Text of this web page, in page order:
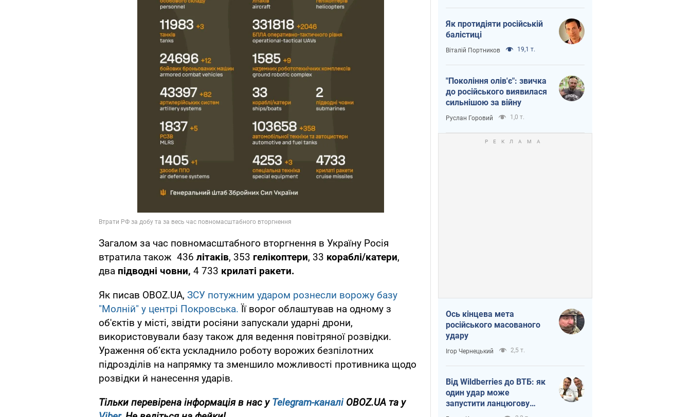
Загалом за час повномасштабного вторгнення в Україну Росія
втратила також 436 літаків, 353 гелікоптери, 33 кораблі/катери,
два підводні човни, 4 733 крилаті ракети.
Як писав OBOZ.UA, ЗСУ потужним ударом рознесли ворожу базу
"Молній" у центрі Покровська. Її ворог облаштував на одному з
об'єктів у місті, звідти росіяни запускали ударні дрони,
використовували базу також для ведення повітряної розвідки.
Ураження об’єкта ускладнило роботу ворожих безпілотних
підрозділів на напрямку та зменшило можливості противника щодо
розвідки й нанесення ударів.
Тільки перевірена інформація в нас уTelegram-каналіOBOZ.UA та у
Як протидіяти російській
балістиці
Віталій Портников 19,1 т.
"Покоління олів'є": звичка
до російського виявилася
сильнішою за війну
Руслан Горовий 1,0 т.
Ось кінцева мета
російського масованого
удару
Ігор Чернецький 2,5 т.
Від Wildberries до ВТБ: як
один удар може
запустити ланцюгову
реакцію в Росії